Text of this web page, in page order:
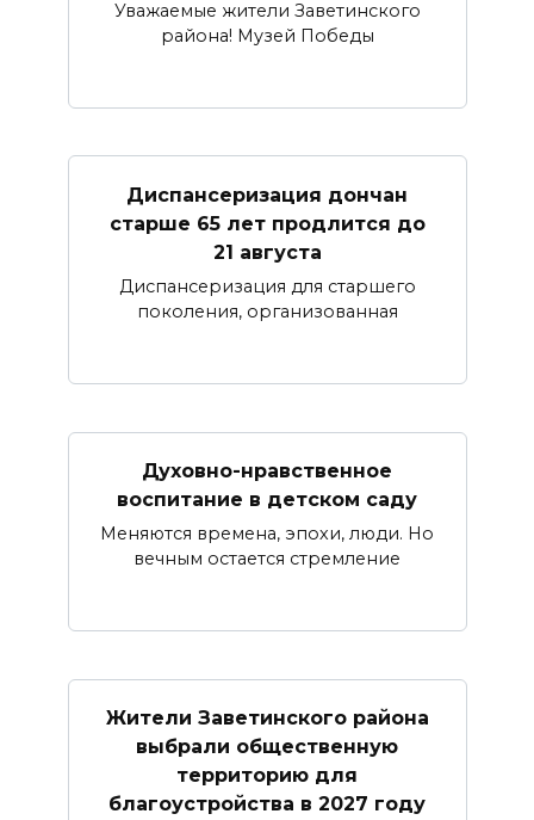
Уважаемые жители Заветинского
района! Музей Победы
Диспансеризация дончан
старше 65 лет продлится до
21 августа
Диспансеризация для старшего
поколения, организованная
Духовно-нравственное
воспитание в детском саду
Меняются времена, эпохи, люди. Но
вечным остается стремление
Жители Заветинского района
выбрали общественную
территорию для
благоустройства в 2027 году